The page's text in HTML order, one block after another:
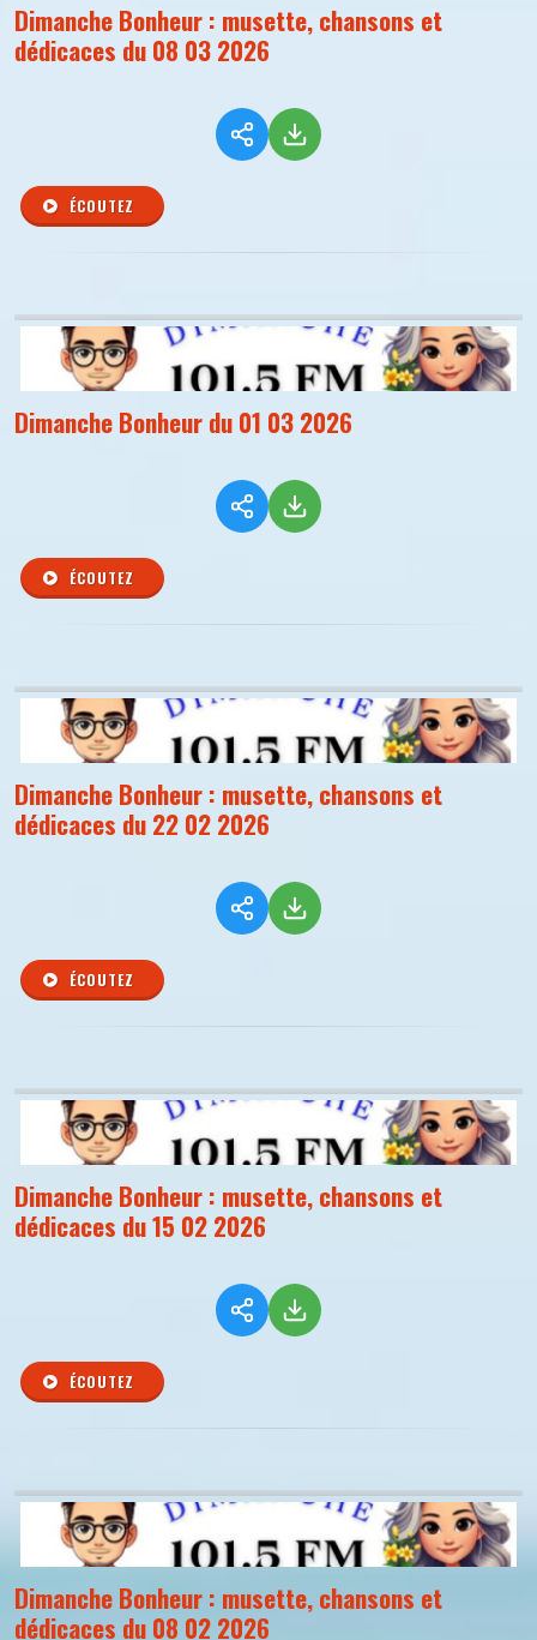
Dimanche Bonheur : musette, chansons et
dédicaces du 08 03 2026
ÉCOUTEZ
Dimanche Bonheur du 01 03 2026
ÉCOUTEZ
Dimanche Bonheur : musette, chansons et
dédicaces du 22 02 2026
ÉCOUTEZ
Dimanche Bonheur : musette, chansons et
dédicaces du 15 02 2026
ÉCOUTEZ
Dimanche Bonheur : musette, chansons et
dédicaces du 08 02 2026